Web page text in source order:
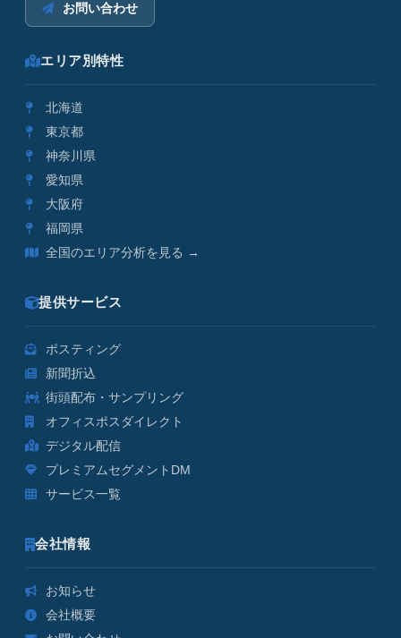
お問い合わせ
エリア別特性
北海道
東京都
神奈川県
愛知県
大阪府
福岡県
全国のエリア分析を見る →
提供サービス
ポスティング
新聞折込
街頭配布・サンプリング
オフィスポスダイレクト
デジタル配信
プレミアムセグメントDM
サービス一覧
会社情報
お知らせ
会社概要